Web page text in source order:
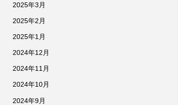
2025年3月
2025年2月
2025年1月
2024年12月
2024年11月
2024年10月
2024年9月